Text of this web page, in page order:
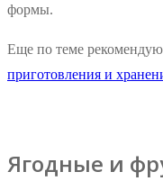
формы.
Еще по теме рекомендую
приготовления и
Ягодные и